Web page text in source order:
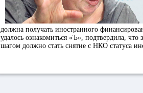
должна получать иностранного
удалось ознакомиться «Ъ», подтвердила,
шагом должно стать снятие с НКО статуса